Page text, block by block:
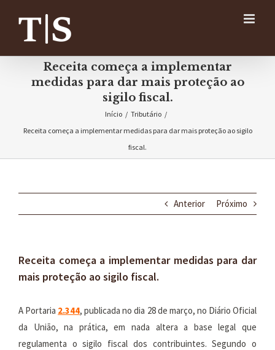
conteúdo
Receita começa a implementar
medidas para dar mais proteção ao
sigilo fiscal.
Início / Tributário /
Receita começa a implementar medidas para dar mais proteção ao sigilo
fiscal.
Anterior Próximo
Receita começa a implementar medidas para dar
mais proteção ao sigilo fiscal.
A Portaria 2.344, publicada no dia 28 de março, no Diário Oficial
da União, na prática, em nada altera a base legal que
regulamenta o sigilo fiscal dos contribuintes. Segundo o